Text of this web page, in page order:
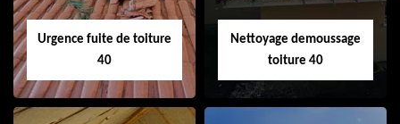
Urgence fuite de toiture
40
Nettoyage demoussage
toiture 40